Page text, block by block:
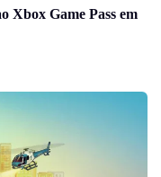
Xbox Game Pass em